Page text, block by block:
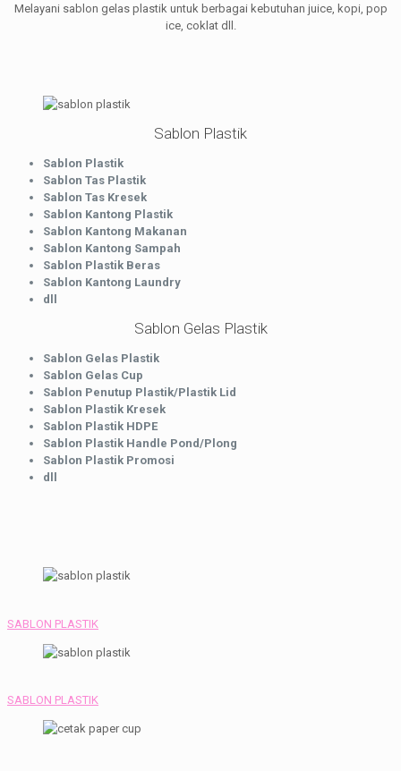
Melayani sablon gelas plastik untuk berbagai kebutuhan juice, kopi, pop
ice, coklat dll.
Sablon Plastik
Sablon Plastik
Sablon Tas Plastik
Sablon Tas Kresek
Sablon Kantong Plastik
Sablon Kantong Makanan
Sablon Kantong Sampah
Sablon Plastik Beras
Sablon Kantong Laundry
dll
Sablon Gelas Plastik
Sablon Gelas Plastik
Sablon Gelas Cup
Sablon Penutup Plastik/Plastik Lid
Sablon Plastik Kresek
Sablon Plastik HDPE
Sablon Plastik Handle Pond/Plong
Sablon Plastik Promosi
dll
SABLON PLASTIK
SABLON PLASTIK